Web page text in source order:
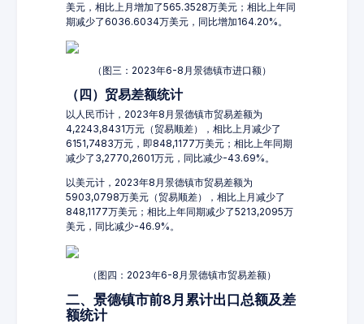
美元，相比上月增加了565.3528万美元；相比上年同
期减少了6036.6034万美元，同比增加164.20%。
（图三：2023年6-8月景德镇市进口额）
（四）贸易差额统计
以人民币计，2023年8月景德镇市贸易差额为
4,2243,8431万元（贸易顺差），相比上月减少了
6151,7483万元，即848,1177万美元；相比上年同期
减少了3,2770,2601万元，同比减少-43.69%。
以美元计，2023年8月景德镇市贸易差额为
5903,0798万美元（贸易顺差），相比上月减少了
848,1177万美元；相比上年同期减少了5213,2095万
美元，同比减少-46.9%。
（图四：2023年6-8月景德镇市贸易差额）
二、景德镇市前8月累计出口总额及差
额统计